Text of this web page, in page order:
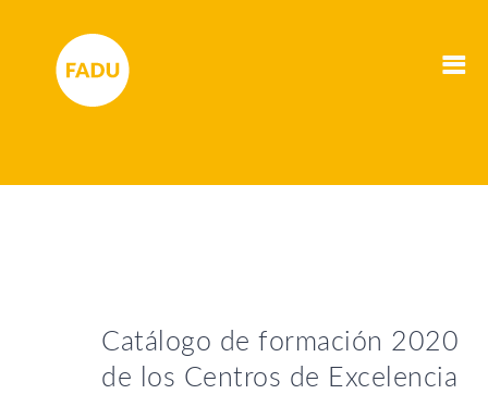
Catálogo de formación 2020
de los Centros de Excelencia